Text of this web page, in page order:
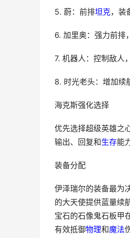
5. 蔚：前排坦克，装
6. 加里奥：强力前排
7. 机器人：控制敌人
8. 时光老头：增加续
海克斯强化选择
优先选择超级英雄之
输出、回复和生存能
装备分配
伊泽瑞尔的装备最为
的大天使提供蓝量续
宝石的石像鬼石板甲
有效抵御物理和魔法